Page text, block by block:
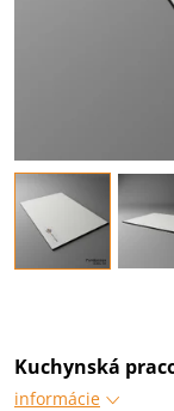
Kuchynská
informácie